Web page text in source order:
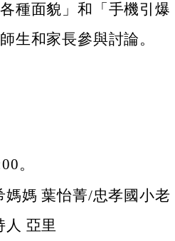
種面貌」和「手機引爆
生和家長參與討論。
。
媽 葉怡菁/忠孝國小老
人 亞里